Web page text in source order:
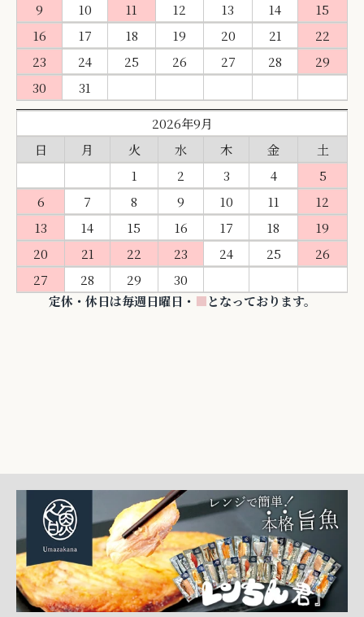
9
10 11 12 13 14
15
16
17 18 19 20 21
22
23
24 25 26 27 28
29
30
31
2026年9月
日
月 火 水 木 金
土
1
2 3 4
5
6
7 8 9 10 11
12
13
14 15 16 17 18
19
20
21 22 23 24 25
26
27
28 29
30
定休・休日は毎週日曜日・ ■となっております。